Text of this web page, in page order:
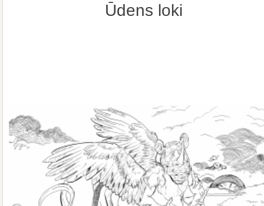
Ūdens loki